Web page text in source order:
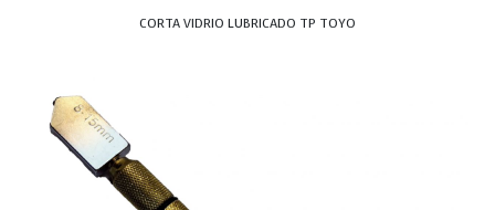
CORTA VIDRIO LUBRICADO TP TOYO